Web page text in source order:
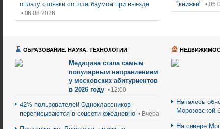
оплату стоянки со шлагбаумом при выезде
• 06.08.2026
"книжки" •
ОБРАЗОВАНИЕ, НАУКА, ТЕХНОЛОГИИ
Медицина стала самым
популярным направлением
у московских абитуриентов
в 2026 году • 12:00
42% пользователей Одноклассников
переписываются в соцсети ежедневно • Вчера
Началось
Морозовской
На севере